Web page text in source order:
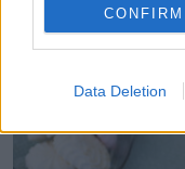
CONFIRM
Data Deletion